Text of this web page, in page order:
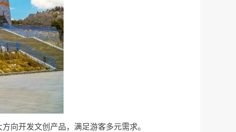
向开发文创产品，满足游客多元需求。